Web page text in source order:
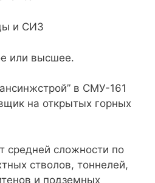
и СИЗ
или высшее.
в СМУ-161
на открытых горных
средней сложности по
стволов, тоннелей,
и подземных